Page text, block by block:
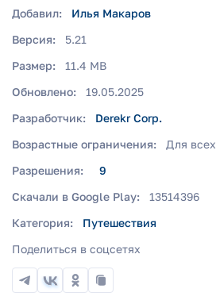
Добавил:
Илья Макаров
Версия:
5.21
Размер:
11.4 MB
Обновлено:
19.05.2025
Разработчик:
Derekr Corp.
Возрастные ограничения:
Для всех
Разрешения:
9
Скачали в Google Play:
13514396
Категория:
Путешествия
Поделиться в соцсетях